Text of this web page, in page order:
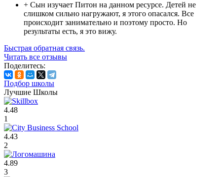
+ Сын изучает Питон на данном ресурсе. Детей не
слишком сильно нагружают, я этого опасался. Все
происходит занимательно и поэтому просто. Но
результаты есть, я это вижу.
Быстрая обратная связь.
Читать все отзывы
Поделитесь:
Подбор школы
Лучшие Школы
4.48
1
4.43
2
4.89
3